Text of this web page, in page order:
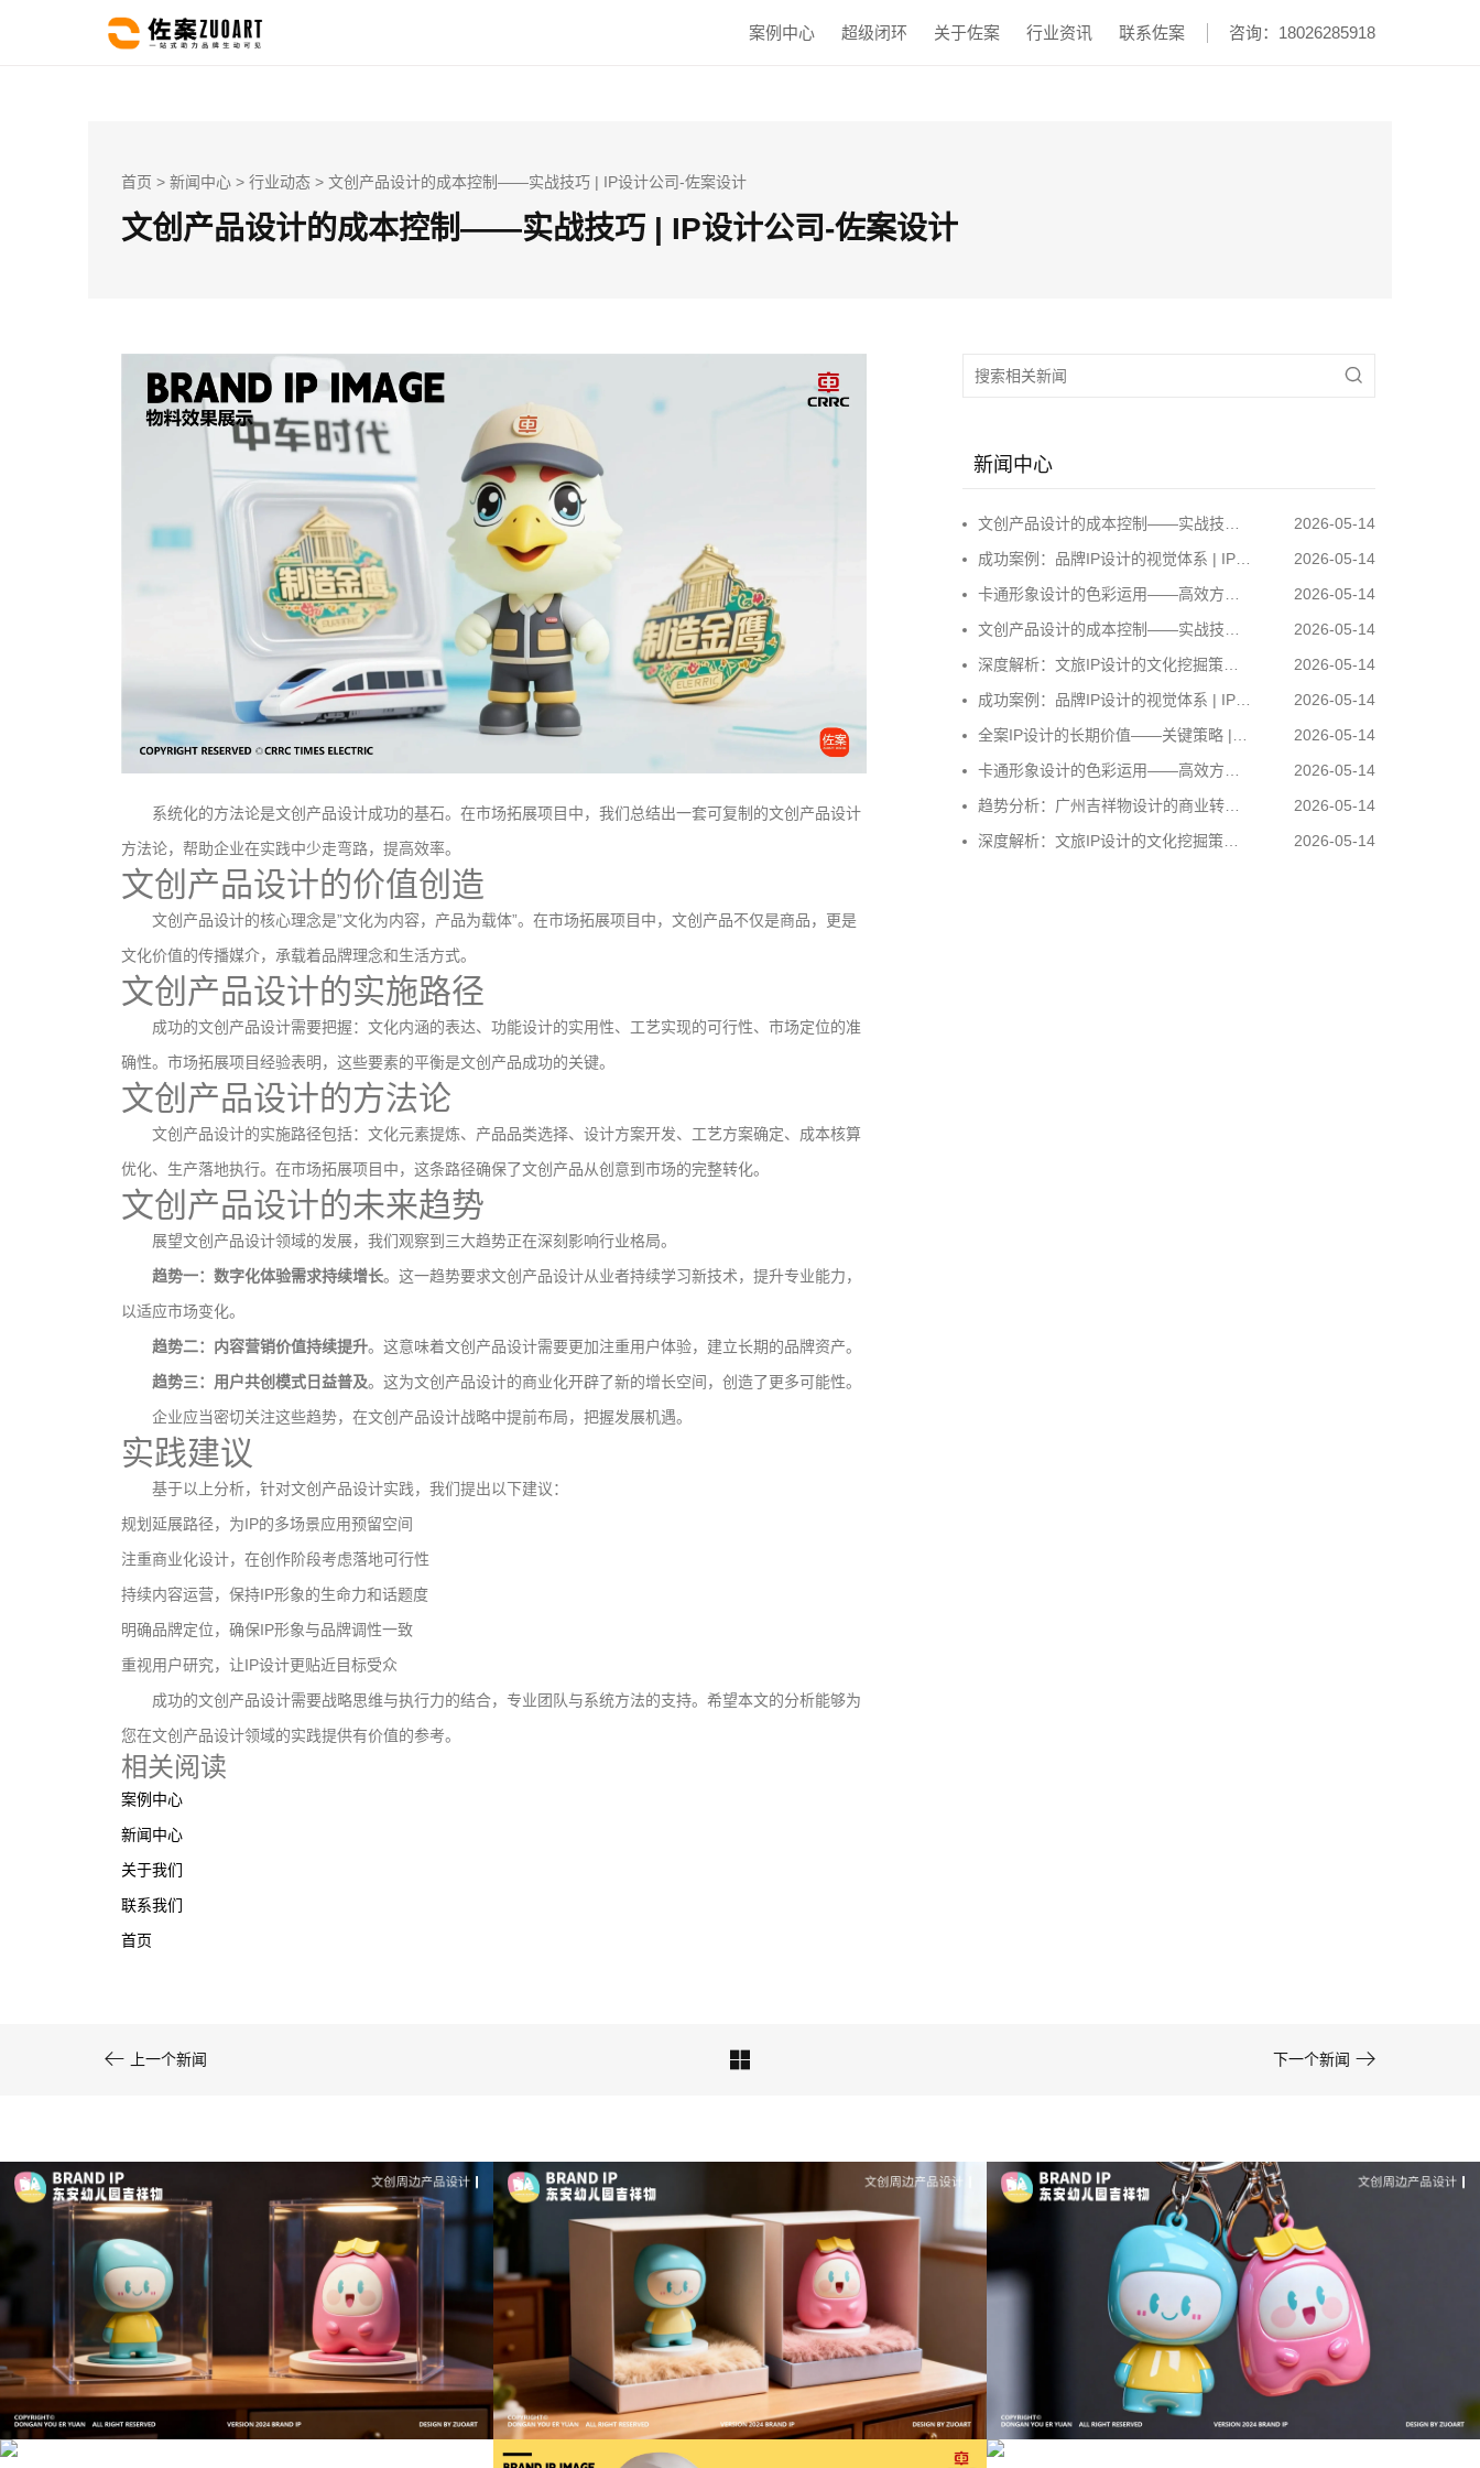
咨询：18026285918
案例中心 超级闭环 关于佐案 行业资讯 联系佐案
首页 > 新闻中心 > 行业动态 > 文创产品设计的成本控制——实战技巧 | IP设计公司-佐案设计
文创产品设计的成本控制——实战技巧 | IP设计公司-佐案设计
系统化的方法论是文创产品设计成功的基石。在市场拓展项目中，我们总结出一套可复制的文创产品设计
方法论，帮助企业在实践中少走弯路，提高效率。
文创产品设计的价值创造
文创产品设计的核心理念是”文化为内容，产品为载体”。在市场拓展项目中，文创产品不仅是商品，更是
文化价值的传播媒介，承载着品牌理念和生活方式。
文创产品设计的实施路径
成功的文创产品设计需要把握：文化内涵的表达、功能设计的实用性、工艺实现的可行性、市场定位的准
确性。市场拓展项目经验表明，这些要素的平衡是文创产品成功的关键。
文创产品设计的方法论
文创产品设计的实施路径包括：文化元素提炼、产品品类选择、设计方案开发、工艺方案确定、成本核算
优化、生产落地执行。在市场拓展项目中，这条路径确保了文创产品从创意到市场的完整转化。
文创产品设计的未来趋势
展望文创产品设计领域的发展，我们观察到三大趋势正在深刻影响行业格局。
趋势一：数字化体验需求持续增长。这一趋势要求文创产品设计从业者持续学习新技术，提升专业能力，
以适应市场变化。
趋势二：内容营销价值持续提升。这意味着文创产品设计需要更加注重用户体验，建立长期的品牌资产。
趋势三：用户共创模式日益普及。这为文创产品设计的商业化开辟了新的增长空间，创造了更多可能性。
企业应当密切关注这些趋势，在文创产品设计战略中提前布局，把握发展机遇。
实践建议
基于以上分析，针对文创产品设计实践，我们提出以下建议：
规划延展路径，为IP的多场景应用预留空间
注重商业化设计，在创作阶段考虑落地可行性
持续内容运营，保持IP形象的生命力和话题度
明确品牌定位，确保IP形象与品牌调性一致
重视用户研究，让IP设计更贴近目标受众
成功的文创产品设计需要战略思维与执行力的结合，专业团队与系统方法的支持。希望本文的分析能够为
您在文创产品设计领域的实践提供有价值的参考。
相关阅读
案例中心
新闻中心
关于我们
联系我们
首页

新闻中心
2026-05-14
文创产品设计的成本控制——实战技巧 | IP设计公司-佐案设计
2026-05-14
成功案例：品牌IP设计的视觉体系 | IP设计公司-佐案设计
2026-05-14
卡通形象设计的色彩运用——高效方案 | IP设计公司-佐案设计
2026-05-14
文创产品设计的成本控制——实战技巧 | IP设计公司-佐案设计
2026-05-14
深度解析：文旅IP设计的文化挖掘策略 | IP设计公司-佐案设计
2026-05-14
成功案例：品牌IP设计的视觉体系 | IP设计公司-佐案设计
2026-05-14
全案IP设计的长期价值——关键策略 | IP设计公司-佐案设计
2026-05-14
卡通形象设计的色彩运用——高效方案 | IP设计公司-佐案设计
2026-05-14
趋势分析：广州吉祥物设计的商业转化 | IP设计公司-佐案设计
2026-05-14
深度解析：文旅IP设计的文化挖掘策略 | IP设计公司-佐案设计
 上一个新闻  下一个新闻 
文创产品设计的成本控制——实战技巧 | IP设计公
系统化的方法论是文创产品设计成功的基……
文创产品设计的成本控制——实战技巧 | IP设计公
司-佐案设计
从战略高度审视文旅ip设计，我们发现这……
成功案例：品牌IP设计的视觉体系 | IP设计公司-佐
案设计